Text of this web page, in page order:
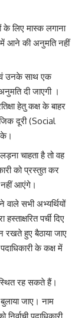
लिए मास्क लगाना
में आने की अनुमति नहीं
उनके साथ एक
दी जाएगी ।
हेतु कक्ष के बाहर
दूरी (Social
चाहता है तो वह
को प्रस्तुत कर
नहीं आएंगे।
सभी अभ्यर्थियों
पर्ची दिए
रखते हुए बैठाया जाए
के कक्ष में
रह सकते हैं।
जाए। नाम